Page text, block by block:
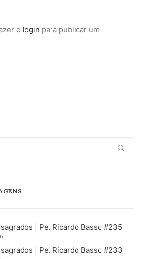
o login para publicar um
| Pe. Ricardo Basso #235
| Pe. Ricardo Basso #233